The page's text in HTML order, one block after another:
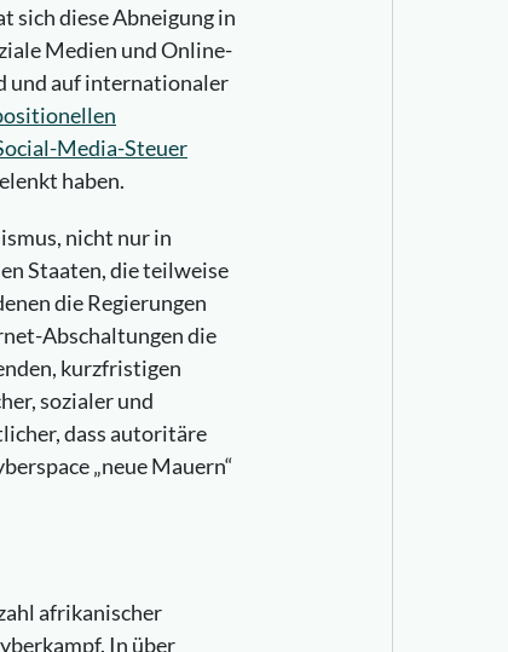
sich diese Abneigung in
Medien und Online-
und auf internationaler
Media-Steuer
haben.
nicht nur in
Staaten, die teilweise
die Regierungen
Abschaltungen die
kurzfristigen
sozialer und
dass autoritäre
„neue Mauern“
afrikanischer
In über